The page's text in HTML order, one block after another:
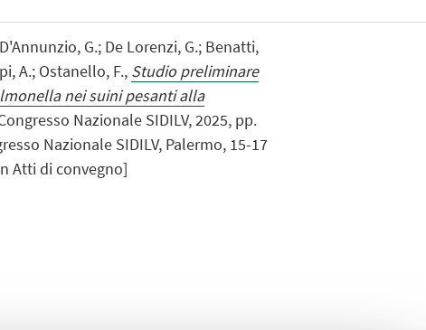
G.; De Lorenzi, G.; Benatti,
A.; Ostanello, F., Studio preliminare
nei suini pesanti alla
Nazionale SIDILV, 2025, pp.
Nazionale SIDILV, Palermo, 15-17
Atti di convegno]